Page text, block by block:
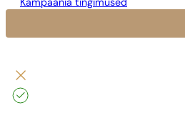
Kampaania tingimused